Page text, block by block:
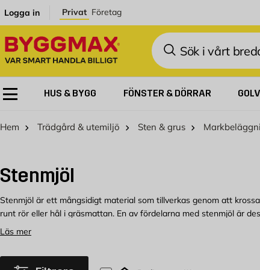
Logga in Privat Företag
Sök
HUS & BYGG FÖNSTER & DÖRRAR GOLV
Hem Trädgård & utemiljö Sten & grus
Stenmjöl
Stenmjöl är ett mångsidigt material som tillverkas genom att
runt rör eller hål i gräsmattan. En av fördelarna med stenmjöl är
jordförbättring.
Köp stenmjöl hos Byggmax
Läs mer